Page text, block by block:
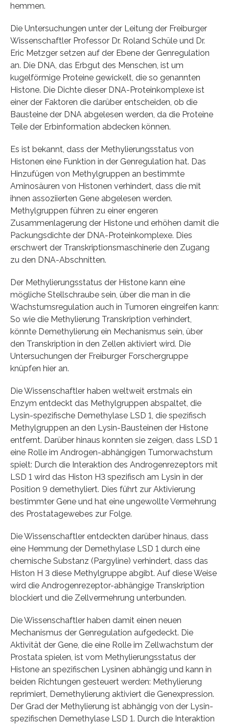
hemmen.
Die Untersuchungen unter der Leitung der Freiburger
Wissenschaftler Professor Dr. Roland Schüle und Dr.
Eric Metzger setzen auf der Ebene der Genregulation
an. Die DNA, das Erbgut des Menschen, ist um
kugelförmige Proteine gewickelt, die so genannten
Histone. Die Dichte dieser DNA-Proteinkomplexe ist
einer der Faktoren die darüber entscheiden, ob die
Bausteine der DNA abgelesen werden, da die Proteine
Teile der Erbinformation abdecken können.
Es ist bekannt, dass der Methylierungsstatus von
Histonen eine Funktion in der Genregulation hat. Das
Hinzufügen von Methylgruppen an bestimmte
Aminosäuren von Histonen verhindert, dass die mit
ihnen assoziierten Gene abgelesen werden.
Methylgruppen führen zu einer engeren
Zusammenlagerung der Histone und erhöhen damit die
Packungsdichte der DNA-Proteinkomplexe. Dies
erschwert der Transkriptionsmaschinerie den Zugang
zu den DNA-Abschnitten.
Der Methylierungsstatus der Histone kann eine
mögliche Stellschraube sein, über die man in die
Wachstumsregulation auch in Tumoren eingreifen kann:
So wie die Methylierung Transkription verhindert,
könnte Demethylierung ein Mechanismus sein, über
den Transkription in den Zellen aktiviert wird. Die
Untersuchungen der Freiburger Forschergruppe
knüpfen hier an.
Die Wissenschaftler haben weltweit erstmals ein
Enzym entdeckt das Methylgruppen abspaltet, die
Lysin-spezifische Demethylase LSD 1, die spezifisch
Methylgruppen an den Lysin-Bausteinen der Histone
entfernt. Darüber hinaus konnten sie zeigen, dass LSD 1
eine Rolle im Androgen-abhängigen Tumorwachstum
spielt: Durch die Interaktion des Androgenrezeptors mit
LSD 1 wird das Histon H3 spezifisch am Lysin in der
Position 9 demethyliert. Dies führt zur Aktivierung
bestimmter Gene und hat eine ungewollte Vermehrung
des Prostatagewebes zur Folge.
Die Wissenschaftler entdeckten darüber hinaus, dass
eine Hemmung der Demethylase LSD 1 durch eine
chemische Substanz (Pargyline) verhindert, dass das
Histon H 3 diese Methylgruppe abgibt. Auf diese Weise
wird die Androgenrezeptor-abhängige Transkription
blockiert und die Zellvermehrung unterbunden.
Die Wissenschaftler haben damit einen neuen
Mechanismus der Genregulation aufgedeckt. Die
Aktivität der Gene, die eine Rolle im Zellwachstum der
Prostata spielen, ist vom Methylierungsstatus der
Histone an spezifischen Lysinen abhängig und kann in
beiden Richtungen gesteuert werden: Methylierung
reprimiert, Demethylierung aktiviert die Genexpression.
Der Grad der Methylierung ist abhängig von der Lysin-
spezifischen Demethylase LSD 1. Durch die Interaktion